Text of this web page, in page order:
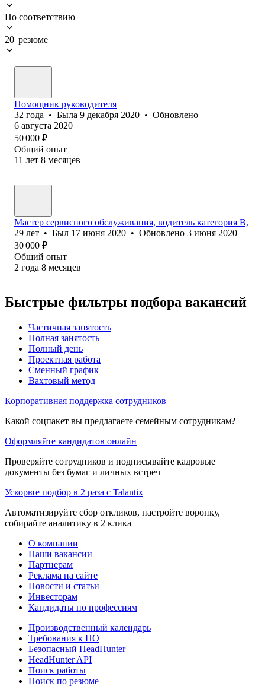
По соответствию
20 резюме
Помощник руководителя
32 года • Была 9 декабря 2020 • Обновлено
6 августа 2020
50 000 ₽
Общий опыт
11 лет 8 месяцев
Мастер сервисного обслуживания, водитель категория В,
29 лет • Был 17 июня 2020 • Обновлено 3 июня 2020
30 000 ₽
Общий опыт
2 года 8 месяцев
Быстрые фильтры подбора вакансий
Частичная занятость
Полная занятость
Полный день
Проектная работа
Сменный график
Вахтовый метод
Корпоративная поддержка сотрудников
Какой соцпакет вы предлагаете семейным сотрудникам?
Оформляйте кандидатов онлайн
Проверяйте сотрудников и подписывайте кадровые
документы без бумаг и личных встреч
Ускорьте подбор в 2 раза с Talantix
Автоматизируйте сбор откликов, настройте воронку,
собирайте аналитику в 2 клика
О компании
Наши вакансии
Партнерам
Реклама на сайте
Новости и статьи
Инвесторам
Кандидаты по профессиям
Производственный календарь
Требования к ПО
Безопасный HeadHunter
HeadHunter API
Поиск работы
Поиск по резюме